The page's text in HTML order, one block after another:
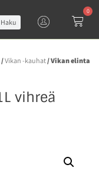
Haku
0
/Vikan -kauhat/ Vikan elinta
vihreä